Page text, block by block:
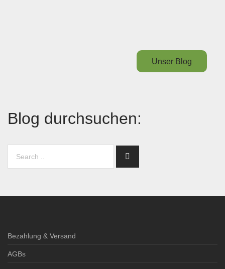
Unser Blog
Blog durchsuchen:
Bezahlung & Versand
AGBs